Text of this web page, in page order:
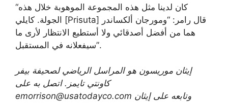
“كان لدينا مثل هذه المجموعة الموهوبة خلال هذه
الجولة. كايلي [Prisuta] قال رامر: “ومورجان ألكساندر
هما من أفضل أصدقائي ولا أستطيع الانتظار لأرى ما
سيفعلانه في المستقبل”.
إيثان موريسون هو المراسل الرياضي لصحيفة بيفر
كاونتي تايمز. اتصل به على
emorrison@usatodayco.com وتابعه علىإيثان